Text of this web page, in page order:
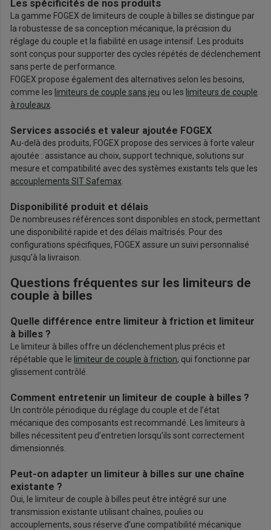
Les spécificités de nos produits
La gamme FOGEX de limiteurs de couple à billes se distingue par
la robustesse de sa conception mécanique, la précision du
réglage du couple et la fiabilité en usage intensif. Les produits
sont conçus pour supporter des cycles répétés de déclenchement
sans perte de performance.
FOGEX propose également des alternatives selon les besoins,
comme les limiteurs de couple sans jeu ou les limiteurs de couple
à rouleaux
Services associés et valeur ajoutée FOGEX
Au-delà des produits, FOGEX propose des services à forte valeur
ajoutée : assistance au choix, support technique, solutions sur
mesure et compatibilité avec des systèmes existants tels que les
accouplements SIT Safemax
Disponibilité produit et délais
De nombreuses références sont disponibles en stock, permettant
une disponibilité rapide et des délais maîtrisés. Pour des
configurations spécifiques, FOGEX assure un suivi personnalisé
jusqu’à la livraison.
Questions fréquentes sur les limiteurs de
couple à billes
Quelle différence entre limiteur à friction et limiteur
à billes ?
Le limiteur à billes offre un déclenchement plus précis et
répétable que le limiteur de couple à friction, qui fonctionne par
glissement contrôlé.
Comment entretenir un limiteur de couple à billes ?
Un contrôle périodique du réglage du couple et de l’état
mécanique des composants est recommandé. Les limiteurs à
billes nécessitent peu d’entretien lorsqu’ils sont correctement
dimensionnés.
Peut-on adapter un limiteur à billes sur une chaîne
existante ?
Oui, le limiteur de couple à billes peut être intégré sur une
transmission existante utilisant chaînes, poulies ou
accouplements, sous réserve d’une compatibilité mécanique